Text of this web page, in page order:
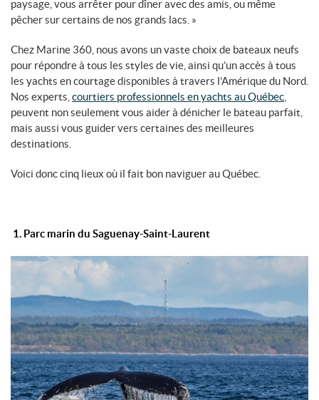
paysage, vous arrêter pour dîner avec des amis, ou même
pêcher sur certains de nos grands lacs. »
Chez Marine 360, nous avons un vaste choix de bateaux neufs
pour répondre à tous les styles de vie, ainsi qu’un accès à tous
les yachts en courtage disponibles à travers l’Amérique du Nord.
Nos experts,courtiers professionnels en yachts au Québec,
peuvent non seulement vous aider à dénicher le bateau parfait,
mais aussi vous guider vers certaines des meilleures
destinations.
Voici donc cinq lieux où il fait bon naviguer au Québec.
1. Parc marin du Saguenay-Saint-Laurent